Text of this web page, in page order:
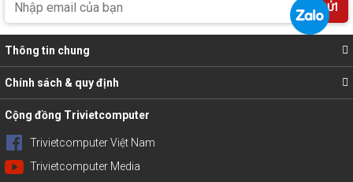
GỬI
Thông tin chung
Chính sách & quy định
Cộng đồng Trivietcomputer
Trivietcomputer Việt Nam
Trivietcomputer Media